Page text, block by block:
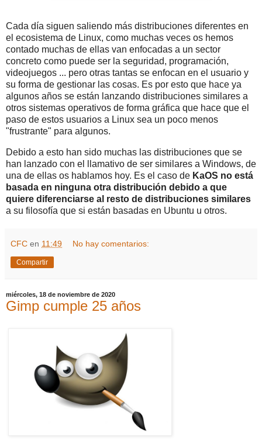
Cada día siguen saliendo más distribuciones diferentes en
el ecosistema de Linux, como muchas veces os hemos
contado muchas de ellas van enfocadas a un sector
concreto como puede ser la seguridad, programación,
videojuegos ... pero otras tantas se enfocan en el usuario y
su forma de gestionar las cosas. Es por esto que hace ya
algunos años se están lanzando distribuciones similares a
otros sistemas operativos de forma gráfica que hace que el
paso de estos usuarios a Linux sea un poco menos
"frustrante" para algunos.
Debido a esto han sido muchas las distribuciones que se
han lanzado con el llamativo de ser similares a Windows, de
una de ellas os hablamos hoy. Es el caso de KaOS no está
basada en ninguna otra distribución debido a que
quiere diferenciarse al resto de distribuciones similares
a su filosofía que si están basadas en Ubuntu u otros.
CFC en 11:49 No hay comentarios:
Compartir
miércoles, 18 de noviembre de 2020
Gimp cumple 25 años